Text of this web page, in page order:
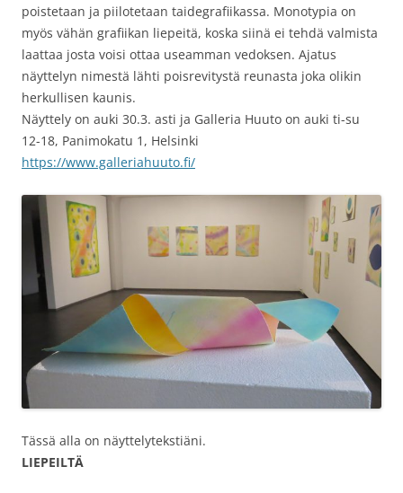
poistetaan ja piilotetaan taidegrafiikassa. Monotypia on
myös vähän grafiikan liepeitä, koska siinä ei tehdä valmista
laattaa josta voisi ottaa useamman vedoksen. Ajatus
näyttelyn nimestä lähti poisrevitystä reunasta joka olikin
herkullisen kaunis.
Näyttely on auki 30.3. asti ja Galleria Huuto on auki ti-su
12-18, Panimokatu 1, Helsinki
https://www.galleriahuuto.fi/
Tässä alla on näyttelytekstiäni.
LIEPEILTÄ